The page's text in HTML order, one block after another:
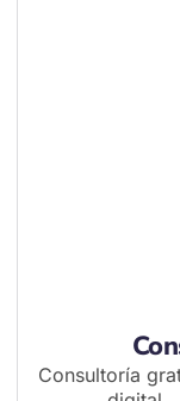
Consultoría